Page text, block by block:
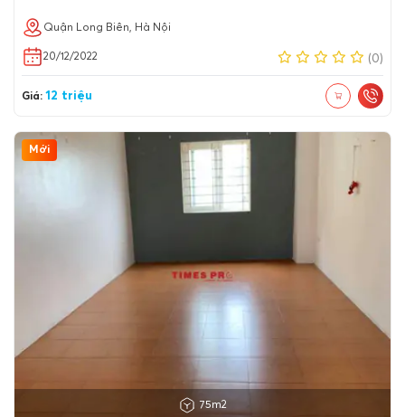
Quận Long Biên, Hà Nội
20/12/2022 (0)
Giá: 12 triệu
Mới
75m2